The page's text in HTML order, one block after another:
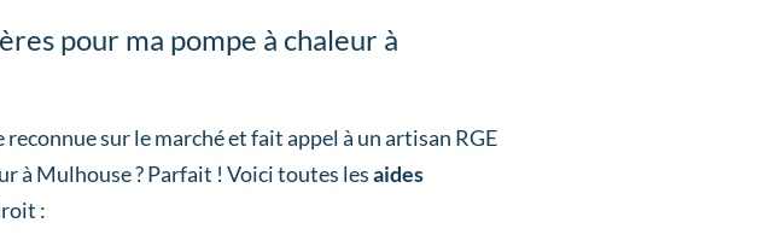
pour ma pompe à chaleur à
sur le marché et fait appel à un artisan RGE
à Mulhouse ? Parfait ! Voici toutes lesaides
: